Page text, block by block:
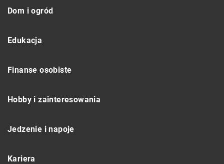
Dom i ogród
Edukacja
Finanse osobiste
Hobby i zainteresowania
Jedzenie i napoje
Kariera